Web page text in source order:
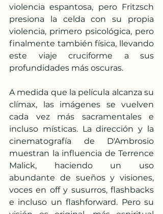
violencia espantosa, pero Fritzsch
presiona la celda con su propia
violencia, primero psicológica, pero
finalmente también física, llevando
este viaje cruciforme a sus
profundidades más oscuras.
A medida que la película alcanza su
clímax, las imágenes se vuelven
cada vez más sacramentales e
incluso místicas. La dirección y la
cinematografía de D'Ambrosio
muestran la influencia de Terrence
Malick, haciendo un uso
abundante de sueños y visiones,
voces en off y susurros, flashbacks
e incluso un flashforward. Pero su